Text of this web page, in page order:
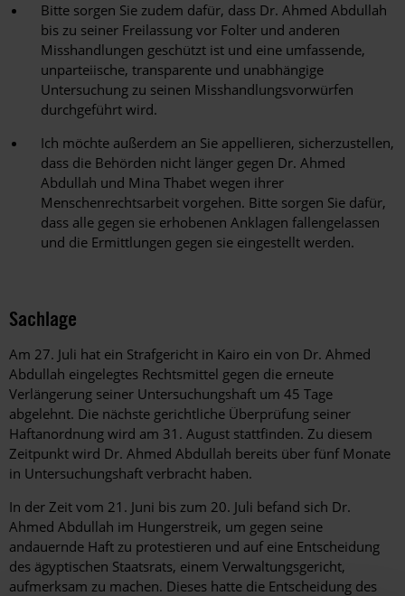
Bitte sorgen Sie zudem dafür, dass Dr. Ahmed Abdullah
bis zu seiner Freilassung vor Folter und anderen
Misshandlungen geschützt ist und eine umfassende,
unparteiische, transparente und unabhängige
Untersuchung zu seinen Misshandlungsvorwürfen
durchgeführt wird.
Ich möchte außerdem an Sie appellieren, sicherzustellen,
dass die Behörden nicht länger gegen Dr. Ahmed
Abdullah und Mina Thabet wegen ihrer
Menschenrechtsarbeit vorgehen. Bitte sorgen Sie dafür,
dass alle gegen sie erhobenen Anklagen fallengelassen
und die Ermittlungen gegen sie eingestellt werden.
Sachlage
Am 27. Juli hat ein Strafgericht in Kairo ein von Dr. Ahmed
Abdullah eingelegtes Rechtsmittel gegen die erneute
Verlängerung seiner Untersuchungshaft um 45 Tage
abgelehnt. Die nächste gerichtliche Überprüfung seiner
Haftanordnung wird am 31. August stattfinden. Zu diesem
Zeitpunkt wird Dr. Ahmed Abdullah bereits über fünf Monate
in Untersuchungshaft verbracht haben.
In der Zeit vom 21. Juni bis zum 20. Juli befand sich Dr.
Ahmed Abdullah im Hungerstreik, um gegen seine
andauernde Haft zu protestieren und auf eine Entscheidung
des ägyptischen Staatsrats, einem Verwaltungsgericht,
aufmerksam zu machen. Dieses hatte die Entscheidung des